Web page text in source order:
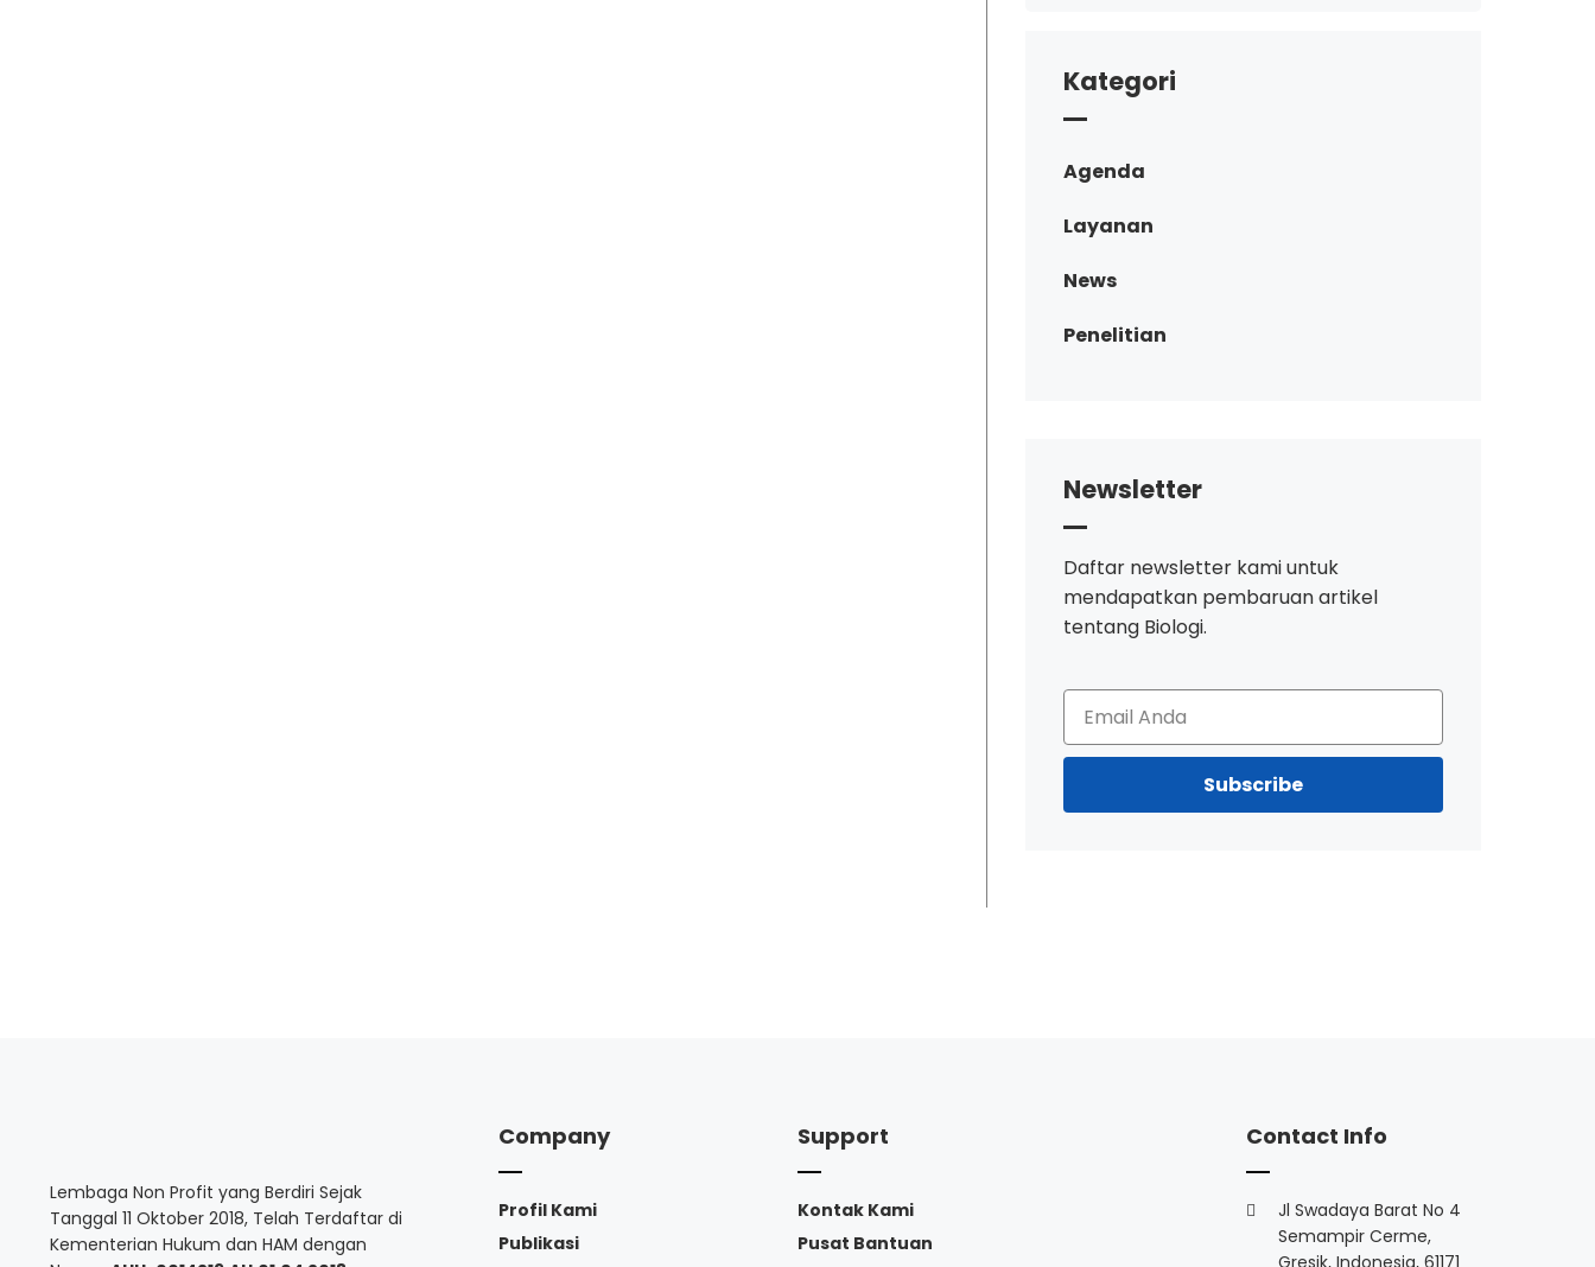
Kategori
Agenda
Layanan
News
Penelitian
Newsletter
Daftar newsletter kami untuk
mendapatkan pembaruan artikel
tentang Biologi.
Subscribe
Lembaga Non Profit yang Berdiri Sejak
Tanggal 11 Oktober 2018, Telah Terdaftar di
Kementerian Hukum dan HAM dengan
Company
Profil Kami
Publikasi
Support
Kontak Kami
Pusat Bantuan
Contact Info
Jl Swadaya Barat No 4
Semampir Cerme,
Gresik, Indonesia, 61171